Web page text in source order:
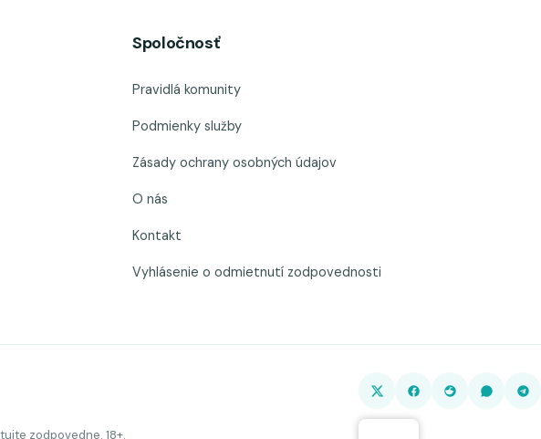
Spoločnosť
Pravidlá komunity
Podmienky služby
Zásady ochrany osobných údajov
O nás
Kontakt
Vyhlásenie o odmietnutí zodpovednosti
zodpovedne. 18+.